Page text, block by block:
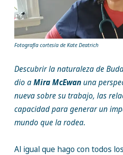
Fotografía cortesía de Kate Deatrich
Descubrir la naturaleza de
dio aMira McEwanuna
nueva sobre su trabajo, las
capacidad para generar un
mundo que la rodea.
Al igual que hago con todos